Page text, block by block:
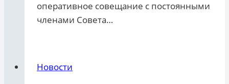
оперативное совещание с постоянными
членами Совета…
Новости